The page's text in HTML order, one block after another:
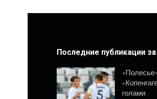
Последние публикации
голами